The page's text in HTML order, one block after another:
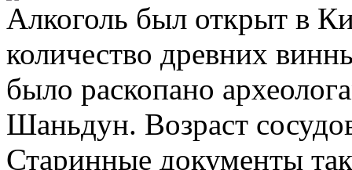
Алкоголь был открыт в
количество древних
было раскопано
Шаньдун. Возраст
Старинные документы